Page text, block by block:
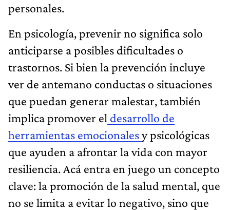
personales.
En psicología, prevenir no significa solo
anticiparse a posibles dificultades o
trastornos. Si bien la prevención incluye
ver de antemano conductas o situaciones
que puedan generar malestar, también
implica promover el desarrollo de
herramientas emocionalesy psicológicas
que ayuden a afrontar la vida con mayor
resiliencia. Acá entra en juego un concepto
clave: la promoción de la salud mental, que
no se limita a evitar lo negativo, sino que